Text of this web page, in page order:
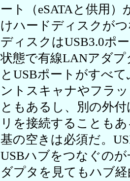
ート（eSATAと供用
けハードディスクが
ディスクはUSB3.0ポ
状態で有線LANアダプ
とUSBポートがすべ
ントスキャナやフラ
ともあるし、別の外
リを接続することも
基の空きは必須だ。
USBハブをつなぐの
ダプタを見てもハブ